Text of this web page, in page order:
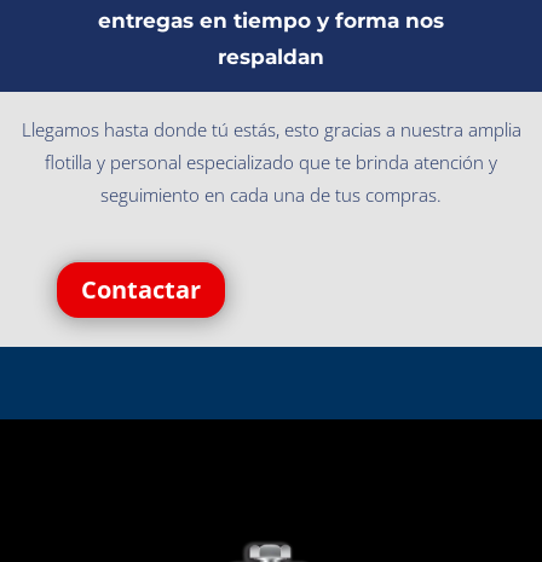
entregas en tiempo y forma nos
respaldan
Llegamos hasta donde tú estás, esto gracias a nuestra amplia
flotilla y personal especializado que te brinda atención y
seguimiento en cada una de tus compras.
Contactar